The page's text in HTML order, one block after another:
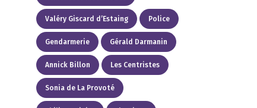
Valéry Giscard d’Estaing Police
Gendarmerie Gérald Darmanin
Annick Billon Les Centristes
Sonia de La Provoté